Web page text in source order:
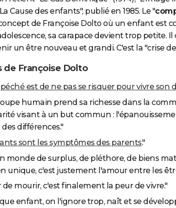
Cause des enfants", publié en 1985. Le "
de Françoise Dolto où un enfant est
sa carapace devient trop petite.
un être nouveau et grandi. C'est la "crise
de Françoise Dolto
est de ne pas se risquer pour vivre son
humain prend sa richesse dans la
visant à un but commun :
différences."
sont les symptômes des parents."
monde de surplus, de pléthore, de biens
unique, c'est justement l'amour entre les
de mourir, c'est finalement la peur de vivre."
enfant, on l'ignore trop, naît et se